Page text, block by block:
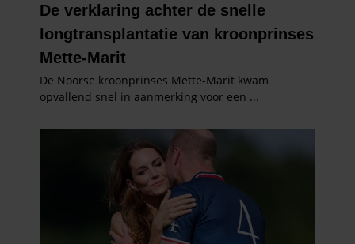
informatie die u aan ze heeft verstrekt of die ze hebben
verzameld op basis van uw gebruik van hun services. U
gaat akkoord met onze cookies als u onze website blijft
gebruiken.